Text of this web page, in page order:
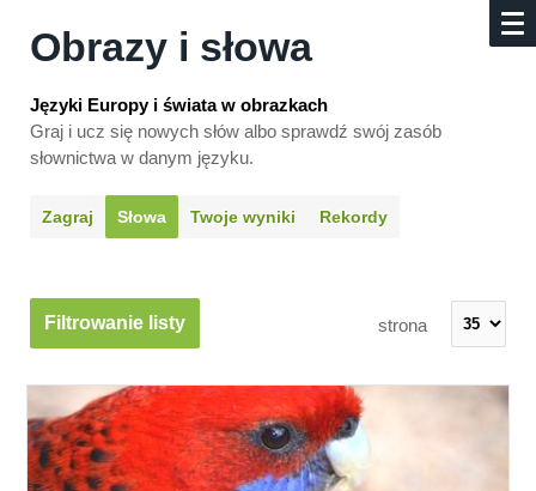
Obrazy i słowa
Języki Europy i świata w obrazkach
Graj i ucz się nowych słów albo sprawdź swój zasób
słownictwa w danym języku.
Zagraj Słowa Twoje wyniki Rekordy
Filtrowanie listy strona